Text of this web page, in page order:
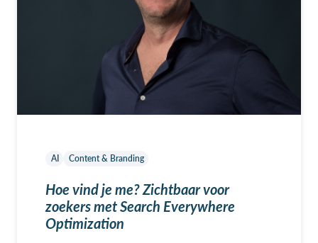
AI Content & Branding
Hoe vind je me? Zichtbaar voor
zoekers met Search Everywhere
Optimization